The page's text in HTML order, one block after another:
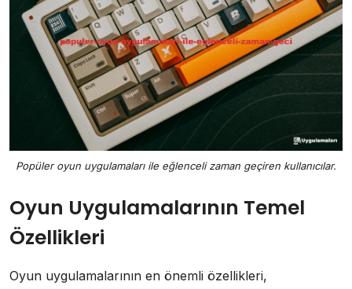
Popüler oyun uygulamaları ile eğlenceli zaman geçiren kullanıcılar.
Oyun Uygulamalarının Temel
Özellikleri
Oyun uygulamalarının en önemli özellikleri,